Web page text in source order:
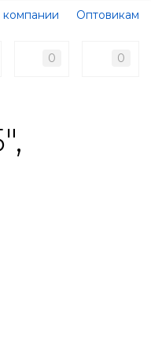
Оптовикам
Доставка
Контакты
0 0